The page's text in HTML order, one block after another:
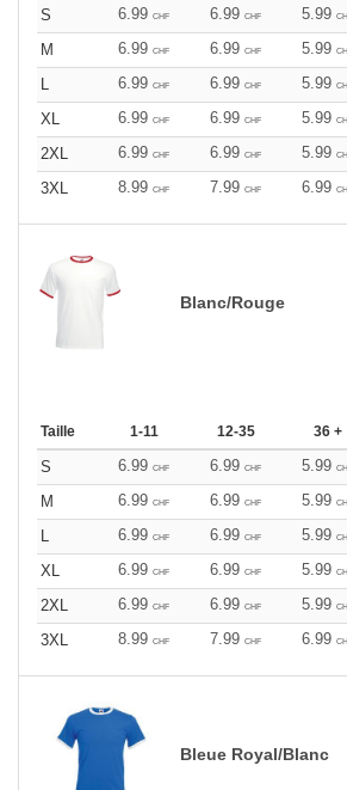
S 6.99 CHF 6.99 CHF 5.99
M
6.99 CHF 6.99 CHF 5.99
L
6.99 CHF 6.99 CHF 5.99
XL
6.99 CHF 6.99 CHF 5.99
2XL
6.99 CHF 6.99 CHF 5.99
3XL
8.99 CHF 7.99 CHF 6.99
Blanc/Rouge
Taille 1-11 12-35 36 +
S 6.99 CHF 6.99 CHF 5.99
M
6.99 CHF 6.99 CHF 5.99
L
6.99 CHF 6.99 CHF 5.99
XL
6.99 CHF 6.99 CHF 5.99
2XL
6.99 CHF 6.99 CHF 5.99
3XL
8.99 CHF 7.99 CHF 6.99
Bleue Royal/Blanc